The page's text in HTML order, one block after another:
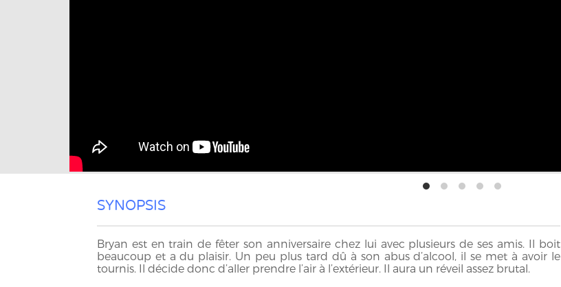
SYNOPSIS
Bryan est en train de fêter son anniversaire chez lui avec plusieurs de ses amis. Il boit
beaucoup et a du plaisir. Un peu plus tard dû à son abus d’alcool, il se met à avoir le
tournis. Il décide donc d’aller prendre l’air à l’extérieur. Il aura un réveil assez brutal.